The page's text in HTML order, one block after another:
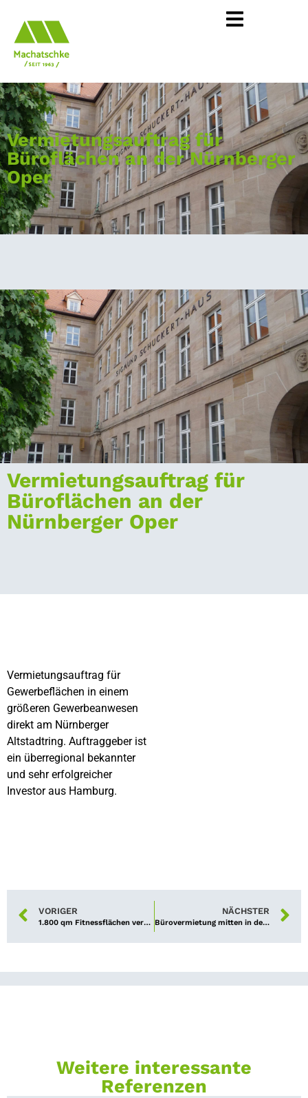
Vermietungsauftrag für
Büroflächen an der Nürnberger
Oper
Vermietungsauftrag für
Büroflächen an der
Nürnberger Oper
Vermietungsauftrag für
Gewerbeflächen in einem
größeren Gewerbeanwesen
direkt am Nürnberger
Altstadtring. Auftraggeber ist
ein überregional bekannter
und sehr erfolgreicher
Investor aus Hamburg.
VORIGER
1.800 qm Fitnessflächen vermietet
NÄCHSTER
Bürovermietung mitten in der Stadt
Weitere interessante
Referenzen